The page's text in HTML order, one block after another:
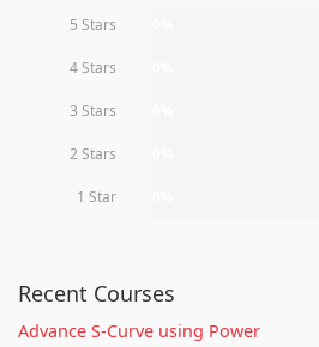
5 Stars
4 Stars
3 Stars
2 Stars
1 Star
Recent Courses
Advance S-Curve using Power